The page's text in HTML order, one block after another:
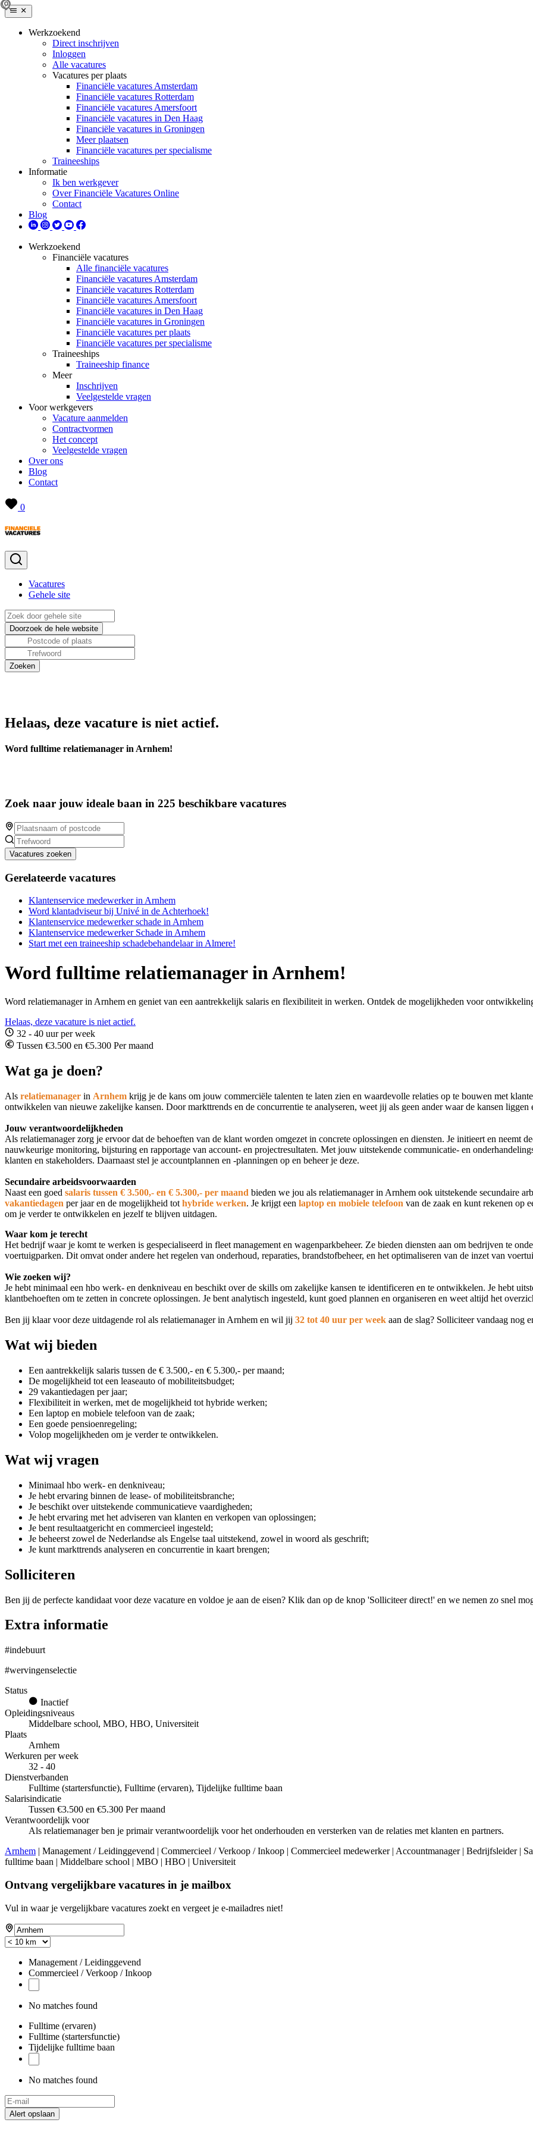
Werkzoekend
Direct inschrijven
Inloggen
Alle vacatures
Vacatures per plaats
Financiële vacatures Amsterdam
Financiële vacatures Rotterdam
Financiële vacatures Amersfoort
Financiële vacatures in Den Haag
Financiële vacatures in Groningen
Meer plaatsen
Financiële vacatures per specialisme
Traineeships
Informatie
Ik ben werkgever
Over Financiële Vacatures Online
Contact
Blog
Werkzoekend
Financiële vacatures
Alle financiële vacatures
Financiële vacatures Amsterdam
Financiële vacatures Rotterdam
Financiële vacatures Amersfoort
Financiële vacatures in Den Haag
Financiële vacatures in Groningen
Financiële vacatures per plaats
Financiële vacatures per specialisme
Traineeships
Traineeship finance
Meer
Inschrijven
Veelgestelde vragen
Voor werkgevers
Vacature aanmelden
Contractvormen
Het concept
Veelgestelde vragen
Over ons
Blog
Contact
0
Vacatures
Gehele site
Helaas, deze vacature is niet actief.
Word fulltime relatiemanager in Arnhem!
Zoek naar jouw ideale baan in 225 beschikbare vacatures
Vacatures zoeken
Gerelateerde vacatures
Klantenservice medewerker in Arnhem
Word klantadviseur bij Univé in de Achterhoek!
Klantenservice medewerker schade in Arnhem
Klantenservice medewerker Schade in Arnhem
Start met een traineeship schadebehandelaar in Almere!
Word fulltime relatiemanager in Arnhem!
Word relatiemanager in Arnhem en geniet van een aantrekkelijk salaris en flexibiliteit in werken. Ontdek de mogelijkheden voor
Helaas, deze vacature is niet actief.
32 - 40 uur per week
Tussen €3.500 en €5.300 Per maand
Wat ga je doen?
Als relatiemanager in Arnhem krijg je de kans om jouw commerciële talenten te laten zien en waardevolle relaties op te bouwen met
ontwikkelen van nieuwe zakelijke kansen. Door markttrends en de concurrentie te analyseren, weet jij als geen ander waar de kansen liggen
Jouw verantwoordelijkheden
Als relatiemanager zorg je ervoor dat de behoeften van de klant worden omgezet in concrete oplossingen en diensten. Je initieert en neemt
nauwkeurige monitoring, bijsturing en rapportage van account- en projectresultaten. Met jouw uitstekende communicatie- en
klanten en stakeholders. Daarnaast stel je accountplannen en -planningen op en beheer je deze.
Secundaire arbeidsvoorwaarden
Naast een goed salaris tussen € 3.500,- en € 5.300,- per maand bieden we jou als relatiemanager in Arnhem ook uitstekende secundaire
vakantiedagen per jaar en de mogelijkheid tot hybride werken. Je krijgt een laptop en mobiele telefoon van de zaak en kunt rekenen op
om je verder te ontwikkelen en jezelf te blijven uitdagen.
Waar kom je terecht
Het bedrijf waar je komt te werken is gespecialiseerd in fleet management en wagenparkbeheer. Ze bieden diensten aan om bedrijven te
voertuigparken. Dit omvat onder andere het regelen van onderhoud, reparaties, brandstofbeheer, en het optimaliseren van de inzet van
Wie zoeken wij?
Je hebt minimaal een hbo werk- en denkniveau en beschikt over de skills om zakelijke kansen te identificeren en te ontwikkelen. Je hebt
klantbehoeften om te zetten in concrete oplossingen. Je bent analytisch ingesteld, kunt goed plannen en organiseren en weet altijd het
Ben jij klaar voor deze uitdagende rol als relatiemanager in Arnhem en wil jij 32 tot 40 uur per week aan de slag? Solliciteer vandaag nog
Wat wij bieden
Een aantrekkelijk salaris tussen de € 3.500,- en € 5.300,- per maand;
De mogelijkheid tot een leaseauto of mobiliteitsbudget;
29 vakantiedagen per jaar;
Flexibiliteit in werken, met de mogelijkheid tot hybride werken;
Een laptop en mobiele telefoon van de zaak;
Een goede pensioenregeling;
Volop mogelijkheden om je verder te ontwikkelen.
Wat wij vragen
Minimaal hbo werk- en denkniveau;
Je hebt ervaring binnen de lease- of mobiliteitsbranche;
Je beschikt over uitstekende communicatieve vaardigheden;
Je hebt ervaring met het adviseren van klanten en verkopen van oplossingen;
Je bent resultaatgericht en commercieel ingesteld;
Je beheerst zowel de Nederlandse als Engelse taal uitstekend, zowel in woord als geschrift;
Je kunt markttrends analyseren en concurrentie in kaart brengen;
Solliciteren
Ben jij de perfecte kandidaat voor deze vacature en voldoe je aan de eisen? Klik dan op de knop 'Solliciteer direct!' en we nemen zo snel
Extra informatie
#indebuurt
#wervingenselectie
Status
Inactief
Opleidingsniveaus
Middelbare school, MBO, HBO, Universiteit
Plaats
Arnhem
Werkuren per week
32 - 40
Dienstverbanden
Fulltime (startersfunctie), Fulltime (ervaren), Tijdelijke fulltime baan
Salarisindicatie
Tussen €3.500 en €5.300 Per maand
Verantwoordelijk voor
Als relatiemanager ben je primair verantwoordelijk voor het onderhouden en versterken van de relaties met klanten en partners.
Arnhem | Management / Leidinggevend | Commercieel / Verkoop / Inkoop | Commercieel medewerker | Accountmanager | Bedrijfsleider |
fulltime baan | Middelbare school | MBO | HBO | Universiteit
Ontvang vergelijkbare vacatures in je mailbox
Vul in waar je vergelijkbare vacatures zoekt en vergeet je e-mailadres niet!
Management / Leidinggevend
Commercieel / Verkoop / Inkoop
No matches found
Fulltime (ervaren)
Fulltime (startersfunctie)
Tijdelijke fulltime baan
No matches found
Alert opslaan